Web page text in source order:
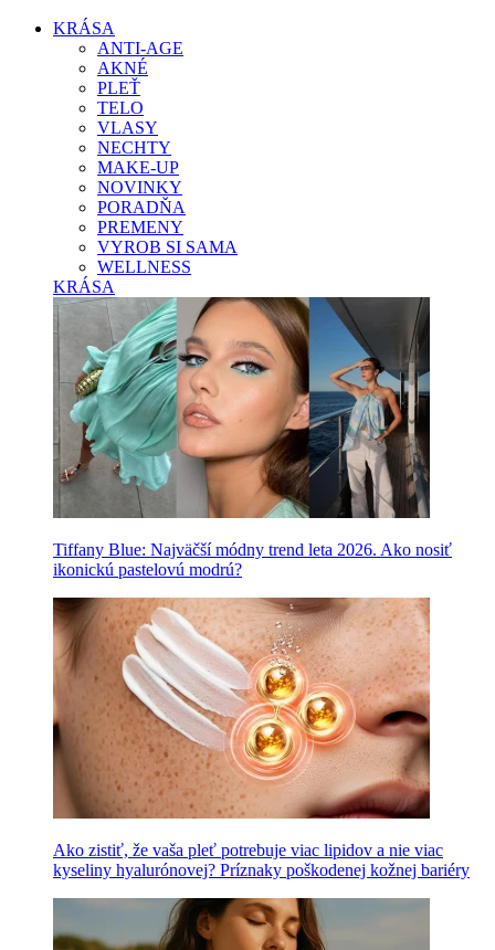
KRÁSA
ANTI-AGE
AKNÉ
PLEŤ
TELO
VLASY
NECHTY
MAKE-UP
NOVINKY
PORADŇA
PREMENY
VYROB SI SAMA
WELLNESS
KRÁSA
Tiffany Blue: Najväčší módny trend leta 2026. Ako nosiť
ikonickú pastelovú modrú?
Ako zistiť, že vaša pleť potrebuje viac lipidov a nie viac
kyseliny hyalurónovej? Príznaky poškodenej kožnej bariéry